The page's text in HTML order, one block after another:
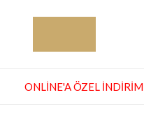
ONLINE'A ÖZEL İNDIRIM